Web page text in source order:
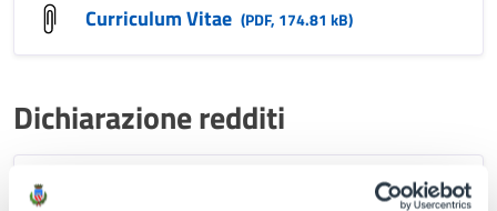
Curriculum Vitae (PDF, 174.81 kB)
Dichiarazione redditi
Dichiarazione 2025 Matteo Lando